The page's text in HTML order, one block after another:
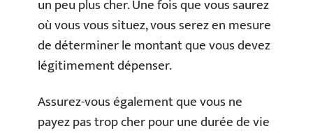
un peu plus cher. Une fois que vous saurez
où vous vous situez, vous serez en mesure
de déterminer le montant que vous devez
légitimement dépenser.
Assurez-vous également que vous ne
payez pas trop cher pour une durée de vie